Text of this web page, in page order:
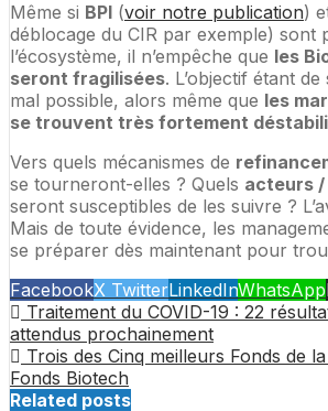
Même si BPI (voir notre publication)
déblocage du CIR par exemple) sont
l’écosystème, il n’empêche que les
seront fragilisées. L’objectif étant
mal possible, alors même que les
se trouvent très fortement
Vers quels mécanismes de
se tourneront-elles ? Quels acteurs
seront susceptibles de les suivre ?
Mais de toute évidence, les
se préparer dès maintenant pour
FacebookX TwitterLinkedInWhatsApp
Traitement du COVID-19 : 22
attendus prochainement
Trois des Cinq meilleurs Fonds de
Fonds Biotech
Related posts